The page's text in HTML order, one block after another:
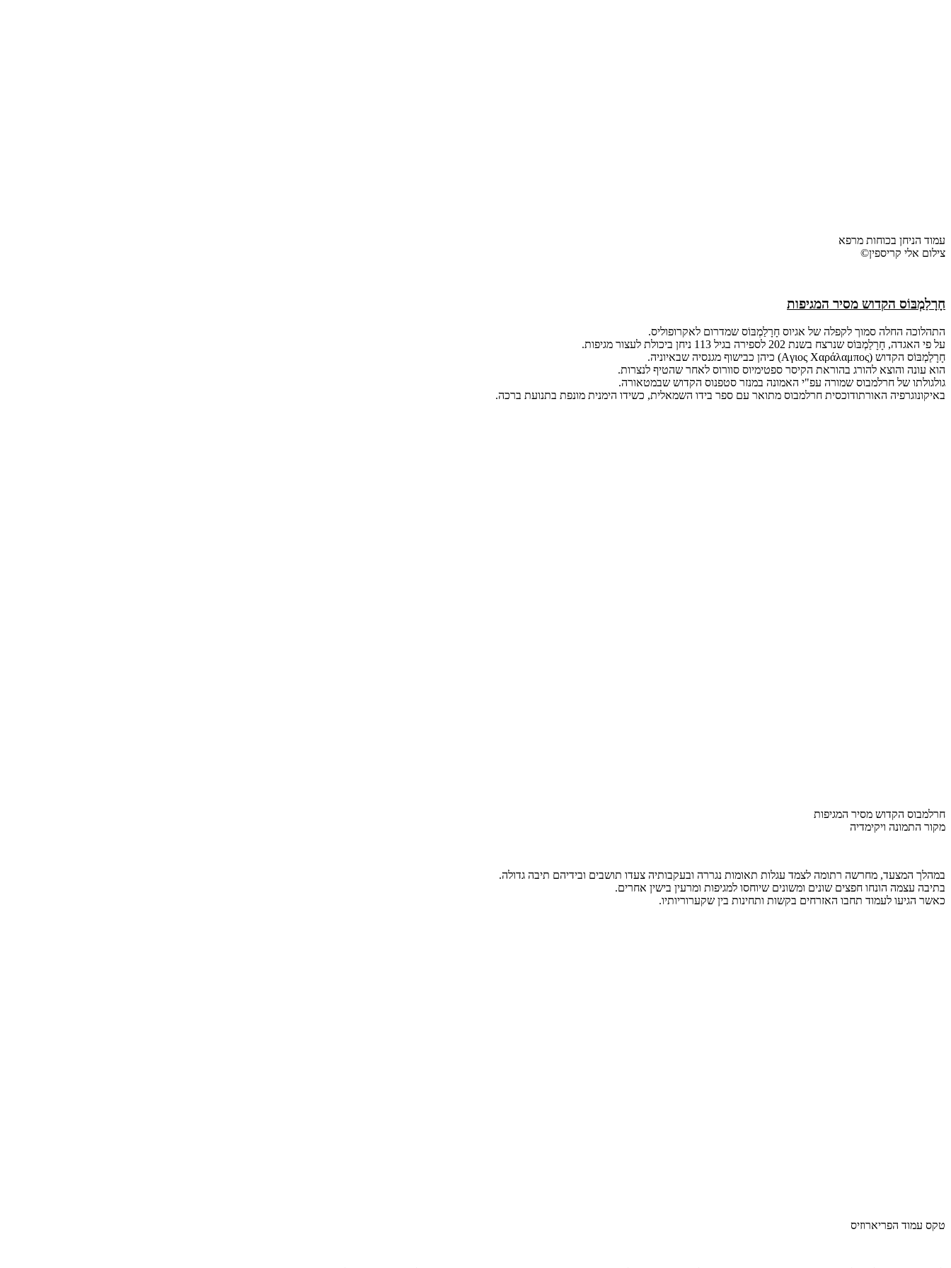
עמוד הניחן בכוחות מרפא
צילום אלי קריספין©
חָרָלַמְבּוֹס הקדוש מסיר המגיפות
התהלוכה החלה סמוך לקפלה של אגיוס חָרָלַמְבּוֹס שמדרום לאקרופוליס.
על פי האגדה, חָרָלַמְבּוֹס שנרצח בשנת 202 לספירה בגיל 113 ניחן ביכולת לעצור מגיפות.
חָרָלַמְבּוֹס הקדוש (Aγιος Χαράλαμπος) כיהן כבישוף מגנסיה שבאיוניה.
הוא עונה והוצא להורג בהוראת הקיסר ספטימיוס סוורוס לאחר שהטיף לנצרות.
גולגולתו של חרלמבוס שמורה עפ"י האמונה במנזר סטפנוס הקדוש שבמטאורה.
באיקונוגרפיה האורתודוכסית חרלמבוס מתואר עם ספר בידו השמאלית, כשידו הימנית מונפת בתנועת ברכה.
חרלמבוס הקדוש מסיר המגיפות
מקור התמונה ויקימדיה
במהלך המצעד, מחרשה רתומה לצמד עגלות תאומות נגררה ובעקבותיה צעדו תושבים ובידיהם תיבה גדולה.
בתיבה עצמה הונחו חפצים שונים ומשונים שיוחסו למגיפות ומרעין בישין אחרים.
כאשר הגיעו לעמוד תחבו האזרחים בקשות ותחינות בין שקערוריותיו.
טקס עמוד הפריארוזיס